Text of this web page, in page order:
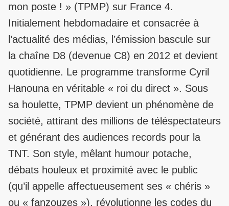
mon poste ! » (TPMP) sur France 4.
Initialement hebdomadaire et consacrée à
l’actualité des médias, l’émission bascule sur
la chaîne D8 (devenue C8) en 2012 et devient
quotidienne. Le programme transforme Cyril
Hanouna en véritable « roi du direct ». Sous
sa houlette, TPMP devient un phénomène de
société, attirant des millions de téléspectateurs
et générant des audiences records pour la
TNT. Son style, mêlant humour potache,
débats houleux et proximité avec le public
(qu’il appelle affectueusement ses « chéris »
ou « fanzouzes »), révolutionne les codes du